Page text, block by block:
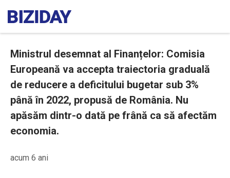
Ministrul desemnat al Finanțelor: Comisia
Europeană va accepta traiectoria graduală
de reducere a deficitului bugetar sub 3%
până în 2022, propusă de România. Nu
apăsăm dintr-o dată pe frână ca să afectăm
economia.
acum 6 ani